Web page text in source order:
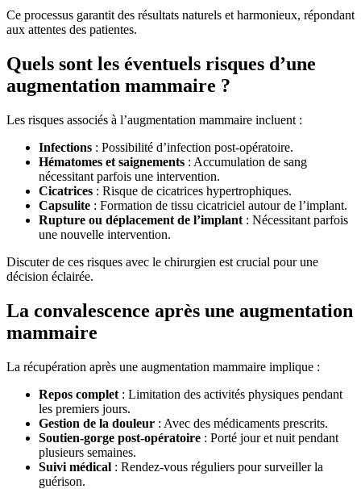
Ce processus garantit des résultats naturels et harmonieux, répondant
aux attentes des patientes.
Quels sont les éventuels risques d’une
augmentation mammaire ?
Les risques associés à l’augmentation mammaire incluent :
Infections : Possibilité d’infection post-opératoire.
Hématomes et saignements : Accumulation de sang
nécessitant parfois une intervention.
Cicatrices : Risque de cicatrices hypertrophiques.
Capsulite : Formation de tissu cicatriciel autour de l’implant.
Rupture ou déplacement de l’implant : Nécessitant parfois
une nouvelle intervention.
Discuter de ces risques avec le chirurgien est crucial pour une
décision éclairée.
La convalescence après une augmentation
mammaire
La récupération après une augmentation mammaire implique :
Repos complet : Limitation des activités physiques pendant
les premiers jours.
Gestion de la douleur : Avec des médicaments prescrits.
Soutien-gorge post-opératoire : Porté jour et nuit pendant
plusieurs semaines.
Suivi médical : Rendez-vous réguliers pour surveiller la
guérison.